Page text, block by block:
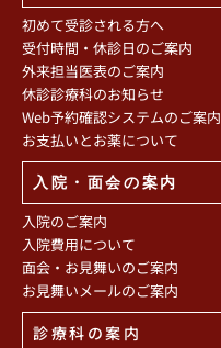
初めて受診される方へ
受付時間・休診日のご案内
外来担当医表のご案内
休診診療科のお知らせ
Web予約確認システムのご案内
お支払いとお薬について
入院・面会の案内
入院のご案内
入院費用について
面会・お見舞いのご案内
お見舞いメールのご案内
診療科の案内